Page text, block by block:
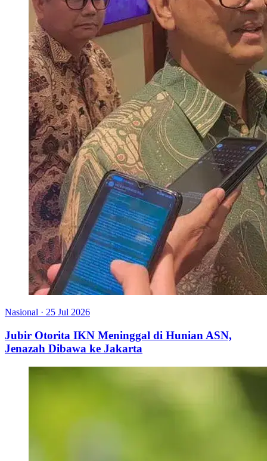
Nasional · 25 Jul 2026
Jubir Otorita IKN Meninggal di Hunian ASN,
Jenazah Dibawa ke Jakarta